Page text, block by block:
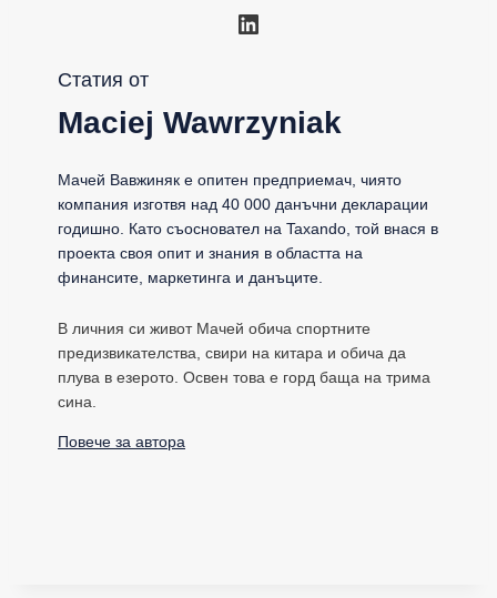
LinkedIn
Статия от
Maciej Wawrzyniak
Мачей Вавжиняк е опитен предприемач, чиято
компания изготвя над 40 000 данъчни декларации
годишно. Като съосновател на Taxando, той внася в
проекта своя опит и знания в областта на
финансите, маркетинга и данъците.
В личния си живот Мачей обича спортните
предизвикателства, свири на китара и обича да
плува в езерото. Освен това е горд баща на трима
сина.
Повече за автора